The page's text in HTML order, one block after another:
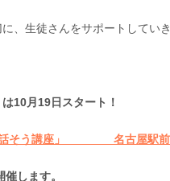
、生徒さんをサポートしていき
は10月19日スタート！
そう講座」 名古屋駅前
します。